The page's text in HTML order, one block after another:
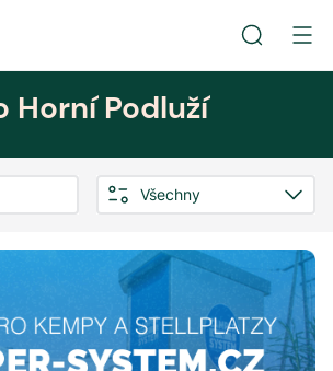
Horní Podluží
Všechny